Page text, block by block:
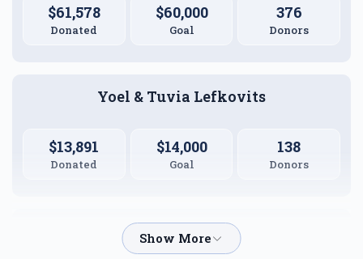
$5,000.00
$61,578
Donated
$60,000
Goal
376
Donors
Yoel & Tuvia Lefkovits
$13,891
Donated
$14,000
Goal
138
Donors
Shimon Drummer